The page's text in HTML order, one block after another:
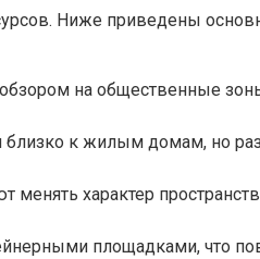
Ниже приведены
на общественные
близко к жилым домам, но
характер
площадками, что